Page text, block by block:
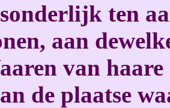
ten
aan
van
de plaatse